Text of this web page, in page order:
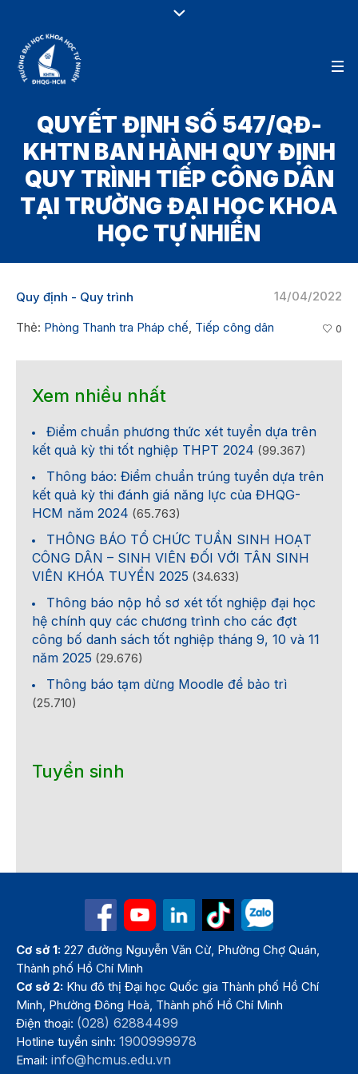
QUYẾT ĐỊNH SỐ 547/QĐ-
KHTN BAN HÀNH QUY ĐỊNH
QUY TRÌNH TIẾP CÔNG DÂN
TẠI TRƯỜNG ĐẠI HỌC KHOA
HỌC TỰ NHIÊN
14/04/2022
Quy định - Quy trình
Thẻ: Phòng Thanh tra Pháp chế, Tiếp công dân 0
Xem nhiều nhất
Điểm chuẩn phương thức xét tuyển dựa trên
kết quả kỳ thi tốt nghiệp THPT 2024 (99.367)
Thông báo: Điểm chuẩn trúng tuyển dựa trên
kết quả kỳ thi đánh giá năng lực của ĐHQG-
HCM năm 2024 (65.763)
THÔNG BÁO TỔ CHỨC TUẦN SINH HOẠT
CÔNG DÂN – SINH VIÊN ĐỐI VỚI TÂN SINH
VIÊN KHÓA TUYỂN 2025 (34.633)
Thông báo nộp hồ sơ xét tốt nghiệp đại học
hệ chính quy các chương trình cho các đợt
công bố danh sách tốt nghiệp tháng 9, 10 và 11
năm 2025 (29.676)
Thông báo tạm dừng Moodle để bảo trì
(25.710)
Tuyển sinh
Cơ sở 1: 227 đường Nguyễn Văn Cừ, Phường Chợ Quán,
Thành phố Hồ Chí Minh
Cơ sở 2: Khu đô thị Đại học Quốc gia Thành phố Hồ Chí
Minh, Phường Đông Hoà, Thành phố Hồ Chí Minh
Điện thoại: (028) 62884499
Hotline tuyển sinh:1900999978
Email:info@hcmus.edu.vn